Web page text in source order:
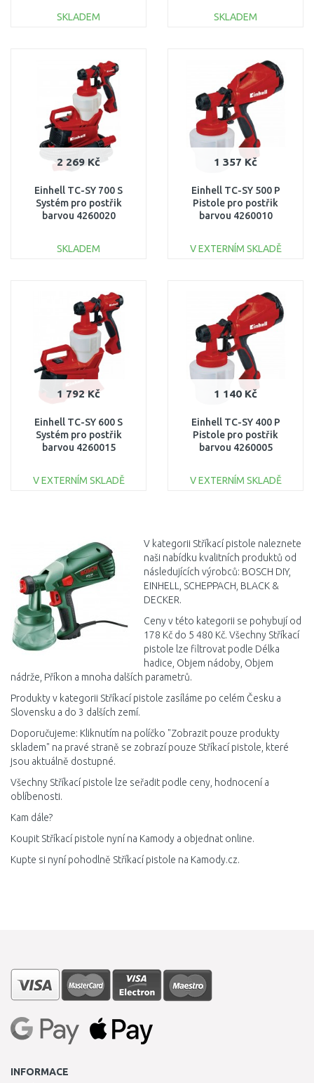
SKLADEM
Porovnat
SKLADEM
Porovnat
2 269 Kč
Einhell TC-SY 700 S
Systém pro postřik
barvou 4260020
SKLADEM
Porovnat
1 357 Kč
Einhell TC-SY 500 P
Pistole pro postřik
barvou 4260010
V EXTERNÍM SKLADĚ
Porovnat
1 792 Kč
Einhell TC-SY 600 S
Systém pro postřik
barvou 4260015
V EXTERNÍM SKLADĚ
1 140 Kč
Einhell TC-SY 400 P
Pistole pro postřik
barvou 4260005
V EXTERNÍM SKLADĚ
V kategorii Stříkací pistole naleznete
naši nabídku kvalitních produktů od
následujících výrobců: BOSCH DIY,
EINHELL, SCHEPPACH, BLACK &
DECKER.
Ceny v této kategorii se pohybují od
178 Kč do 5 480 Kč. Všechny Stříkací
pistole lze filtrovat podle Délka
hadice, Objem nádoby, Objem
nádrže, Příkon a mnoha dalších parametrů.
Produkty v kategorii Stříkací pistole zasíláme po celém Česku a
Slovensku a do 3 dalších zemí.
Doporučujeme: Kliknutím na políčko "Zobrazit pouze produkty
skladem" na pravé straně se zobrazí pouze Stříkací pistole, které
jsou aktuálně dostupné.
Všechny Stříkací pistole lze seřadit podle ceny, hodnocení a
oblíbenosti.
Kam dále?
Koupit Stříkací pistole nyní na Kamody a objednat online.
Kupte si nyní pohodlně Stříkací pistole na Kamody.cz.
INFORMACE